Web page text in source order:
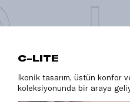
C-LITE
İkonik tasarım, üstün konfor
koleksiyonunda bir araya